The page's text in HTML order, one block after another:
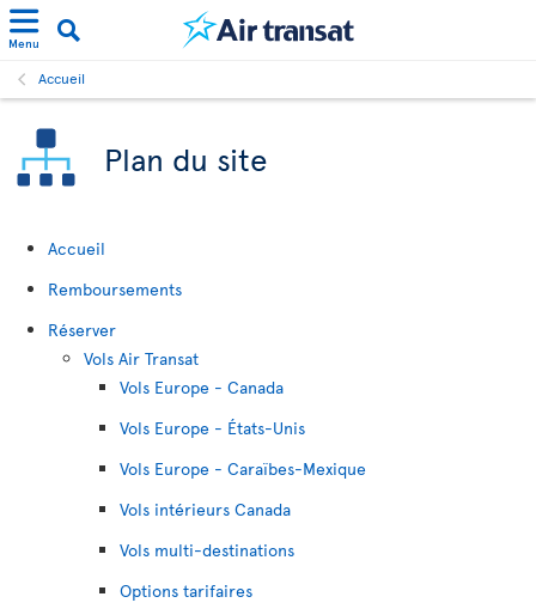
Menu
Accueil
Plan du site
Accueil
Remboursements
Réserver
Vols Air Transat
Vols Europe - Canada
Vols Europe - États-Unis
Vols Europe - Caraïbes-Mexique
Vols intérieurs Canada
Vols multi-destinations
Options tarifaires